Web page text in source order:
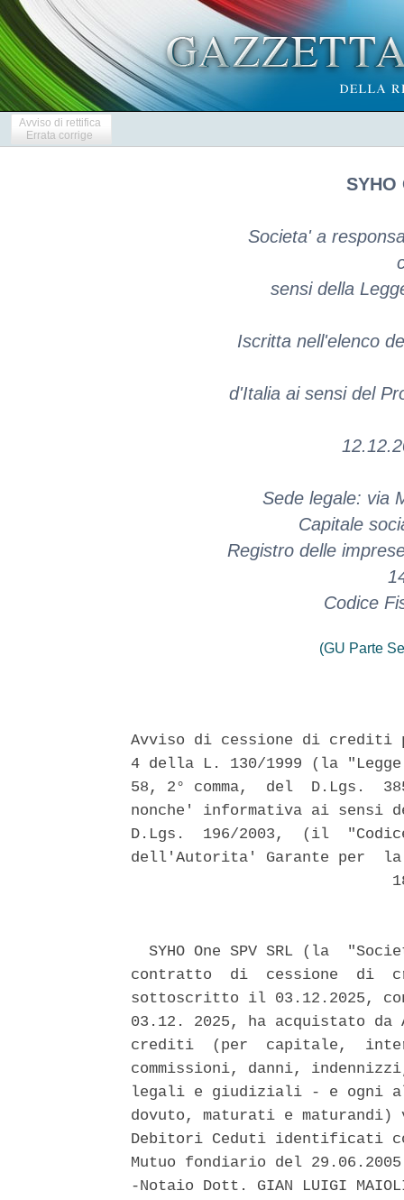
Avviso di rettifica
Errata corrige
SYHO
Societa' a
sensi della
Iscritta nell'elenco
d'Italia ai sensi del
Sede legale: via
Capitale
Registro delle
Codice
(GU Parte
Avviso di cessione di
4 della L. 130/1999 (la
58, 2° comma,  del  D.Lgs.
nonche' informativa ai
D.Lgs.  196/2003,  (il
dell'Autorita' Garante per
SYHO One SPV SRL (la
contratto  di  cessione  di
sottoscritto il 03.12.2025,
03.12. 2025, ha acquistato
crediti  (per  capitale,
commissioni, danni,
legali e giudiziali - e ogni
dovuto, maturati e
Debitori Ceduti identificati
Mutuo fondiario del
-Notaio Dott. GIAN LUIGI